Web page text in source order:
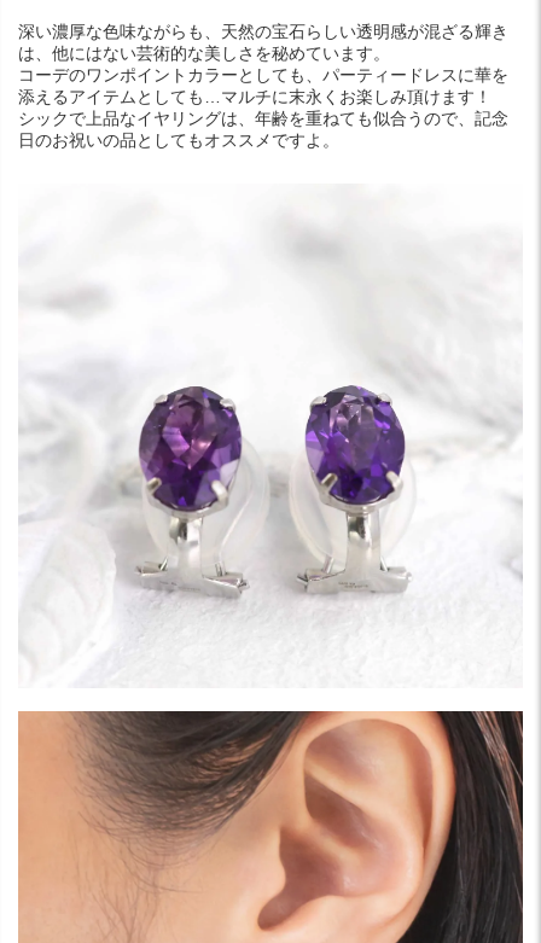
深い濃厚な色味ながらも、天然の宝石らしい透明感が混ざる輝き
は、他にはない芸術的な美しさを秘めています。
コーデのワンポイントカラーとしても、パーティードレスに華を
添えるアイテムとしても…マルチに末永くお楽しみ頂けます！
シックで上品なイヤリングは、年齢を重ねても似合うので、記念
日のお祝いの品としてもオススメですよ。